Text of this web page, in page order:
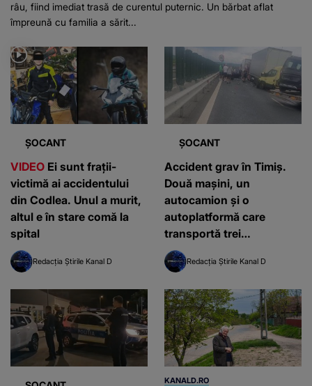
râu, fiind imediat trasă de curentul puternic. Un bărbat aflat
împreună cu familia a sărit...
ȘOCANT
VIDEO Ei sunt frații-
victimă ai accidentului
din Codlea. Unul a murit,
altul e în stare comă la
spital
Redacția Știrile Kanal D
ȘOCANT
Accident grav în Timiș.
Două mașini, un
autocamion şi o
autoplatformă care
transportă trei
autoturisme s-au ciocnit
violentRedacția Știrile Kanal D
KANALD.RO